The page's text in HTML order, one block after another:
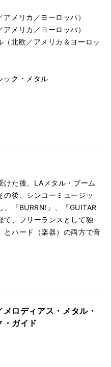
メリカ／ヨーロッパ）
メリカ／ヨーロッパ）
北欧／アメリカ＆ヨーロッ
ック・メタル
けた後、LAメタル・ブーム
の後、シンコーミュージッ
『BURRN!』、『GUITAR
て、フリーランスとして独
とハード（楽器）の両方で音
メロディアス・メタル・
・ガイド